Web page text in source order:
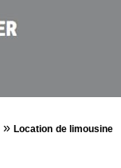
»Location de limousine